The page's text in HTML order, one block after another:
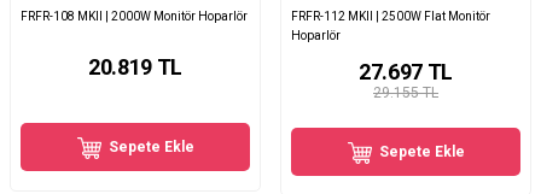
FRFR-108 MKII | 2000W Monitör Hoparlör
20.819TL
Sepete Ekle
FRFR-112 MKII | 2500W Flat Monitör
Hoparlör
29.155 TL
27.697TL
Sepete Ekle